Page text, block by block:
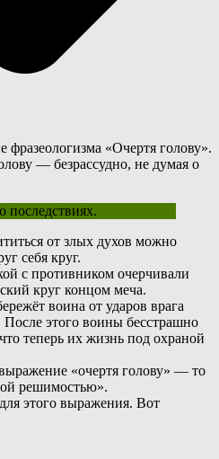
фразеологизма «Очертя голову».
— безрассудно, не думая о
последствиях.
от злых духов можно
себя круг.
с противником очерчивали
круг концом меча.
воина от ударов врага
этого воины бесстрашно
теперь их жизнь под охраной
«очертя голову» — то
решимостью».
этого выражения. Вот